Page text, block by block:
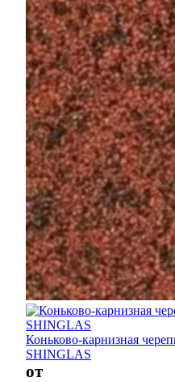
Коньково-карнизная
SHINGLAS
от